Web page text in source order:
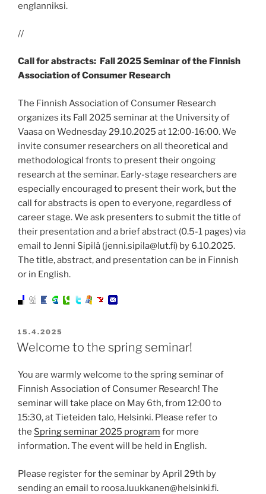
englanniksi.
//
Call for abstracts: Fall 2025 Seminar of the Finnish
Association of Consumer Research
The Finnish Association of Consumer Research
organizes its Fall 2025 seminar at the University of
Vaasa on Wednesday 29.10.2025 at 12:00-16:00. We
invite consumer researchers on all theoretical and
methodological fronts to present their ongoing
research at the seminar. Early-stage researchers are
especially encouraged to present their work, but the
call for abstracts is open to everyone, regardless of
career stage. We ask presenters to submit the title of
their presentation and a brief abstract (0.5-1 pages) via
email to Jenni Sipilä (jenni.sipila@lut.fi) by 6.10.2025.
The title, abstract, and presentation can be in Finnish
or in English.
JULKAISTU
15.4.2025
Welcome to the spring seminar!
You are warmly welcome to the spring seminar of
Finnish Association of Consumer Research! The
seminar will take place on May 6th, from 12:00 to
15:30, at Tieteiden talo, Helsinki. Please refer to
the Spring seminar 2025 program for more
information. The event will be held in English.
Please register for the seminar by April 29th by
sending an email to roosa.luukkanen@helsinki.fi.